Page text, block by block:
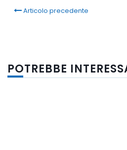
Articolo precedente
POTREBBE